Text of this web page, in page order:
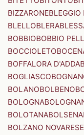
BIZZARONEBLEGGIO
BLELLOBLERA
BOBBIOBOBBIO
BOCCIOLETO
BOFFALORA D'ADDA
BOGLIASCO
BOLANOBOLBENO
BOLOGNA
BOLOTANABOLSENA
BOLZANO NOVARESE